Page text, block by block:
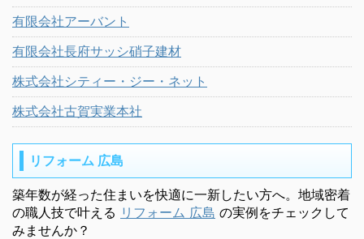
有限会社アーバント
有限会社長府サッシ硝子建材
株式会社シティー・ジー・ネット
株式会社古賀実業本社
リフォーム 広島
築年数が経った住まいを快適に一新したい方へ。地域密着
の職人技で叶える リフォーム 広島 の実例をチェックして
みませんか？